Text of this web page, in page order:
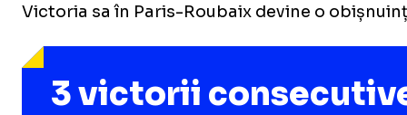
Victoria sa în Paris-Roubaix devine o
3 victorii